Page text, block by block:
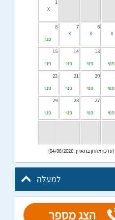
1
6
7
8
פנוי
פנוי
13
פנוי
14
פנוי
15
פנוי
פנוי
20
פנוי
21
פנוי
22
פנוי
פנוי
27
פנוי
28
פנוי
29
פנוי
(עדכון אחרון בתאריך 04/08/2026)
למעלה
הצג מספר